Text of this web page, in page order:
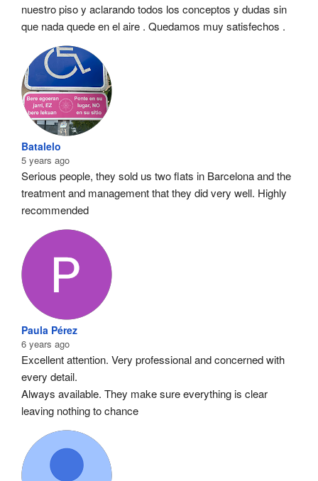
nuestro piso y aclarando todos los conceptos y dudas sin
que nada quede en el aire . Quedamos muy satisfechos .
Batalelo
5 years ago
Serious people, they sold us two flats in Barcelona and the
treatment and management that they did very well. Highly
recommended
Paula Pérez
6 years ago
Excellent attention. Very professional and concerned with
every detail.
Always available. They make sure everything is clear
leaving nothing to chance